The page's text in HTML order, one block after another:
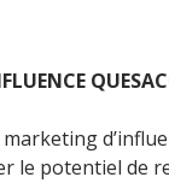
le potentiel de